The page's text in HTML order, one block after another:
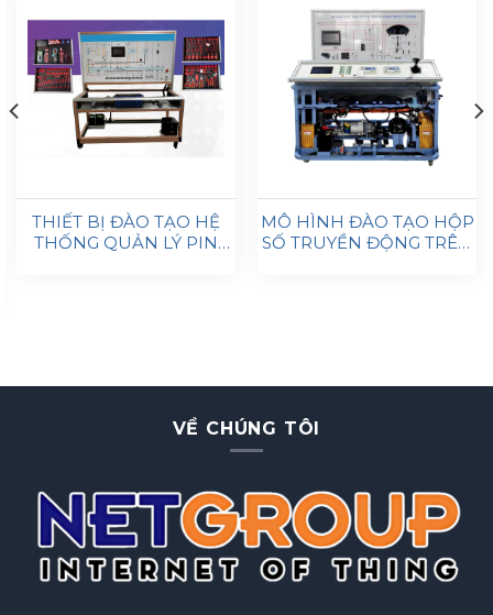
THIẾT BỊ ĐÀO TẠO HỆ
THỐNG QUẢN LÝ PIN
MÔ HÌNH ĐÀO TẠO HỘP
SỐ TRUYỀN ĐỘNG TRÊN
VỀ CHÚNG TÔI